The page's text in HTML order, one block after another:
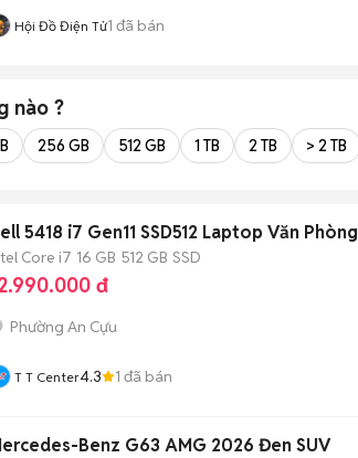
Hội Đồ Điện Tử1 đã bán
nào ?
256 GB 512 GB 1 TB 2 TB > 2 TB
5418 i7 Gen11 SSD512 Laptop Văn Phòng
Core i7 16 GB 512 GB SSD
đ
Phường An Cựu
T T Center4.3 1 đã bán
Benz G63 AMG 2026 Đen SUV